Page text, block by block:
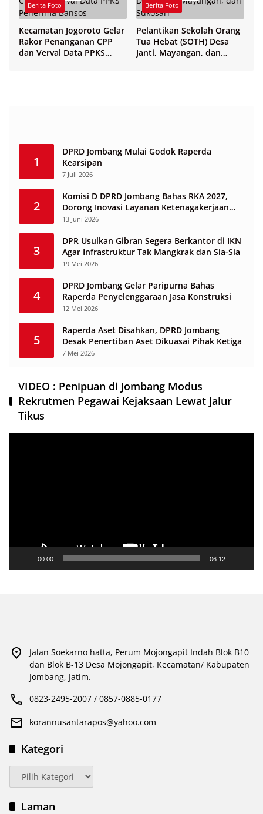
Berita Foto
Kecamatan Jogoroto Gelar
Rakor Penanganan CPP
dan Verval Data PPKS
Berita Foto
Pelantikan Sekolah Orang
Tua Hebat (SOTH) Desa
Janti, Mayangan, dan
1
DPRD Jombang Mulai Godok Raperda
Kearsipan
7 Juli 2026
2
Komisi D DPRD Jombang Bahas RKA 2027,
Dorong Inovasi Layanan Ketenagakerjaan
Berbasis Desa
13 Juni 2026
3
DPR Usulkan Gibran Segera Berkantor di IKN
Agar Infrastruktur Tak Mangkrak dan Sia-Sia
19 Mei 2026
4
DPRD Jombang Gelar Paripurna Bahas
Raperda Penyelenggaraan Jasa Konstruksi
12 Mei 2026
5
Raperda Aset Disahkan, DPRD Jombang
Desak Penertiban Aset Dikuasai Pihak Ketiga
7 Mei 2026
VIDEO : Penipuan di Jombang Modus
Rekrutmen Pegawai Kejaksaan Lewat Jalur
Tikus
00:00 06:12
Jalan Soekarno hatta, Perum Mojongapit Indah Blok B10
dan Blok B-13 Desa Mojongapit, Kecamatan/ Kabupaten
Jombang, Jatim.
0823-2495-2007 / 0857-0885-0177
korannusantarapos@yahoo.com
Kategori
Kategori
Laman